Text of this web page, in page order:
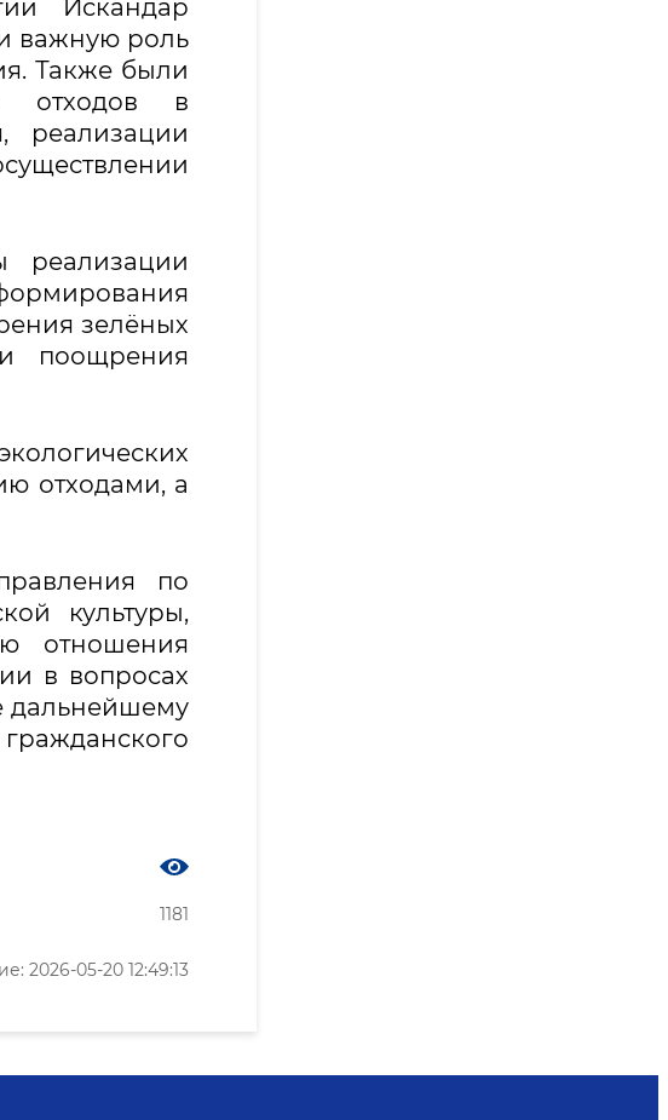
Искандар
важную роль
Также были
отходов в
реализации
реализации
зелёных
и поощрения
отходами, а
по
культуры,
отношения
в вопросах
дальнейшему
1181
2026-05-20 12:49:13